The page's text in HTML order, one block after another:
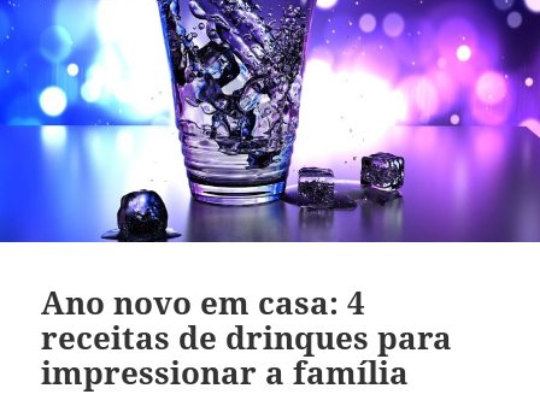
Ano novo em casa: 4
receitas de drinques para
impressionar a família